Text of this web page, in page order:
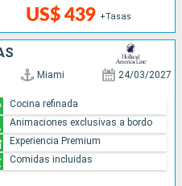
US$ 439 +Tasas
Miami 24/03/2027
Cocina refinada
Animaciones exclusivas a bordo
Experiencia Premium
Comidas incluidas